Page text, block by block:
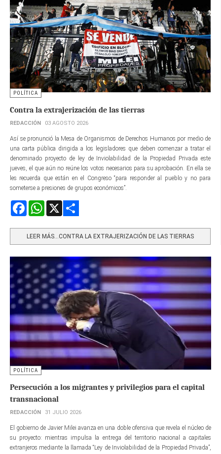
POLÍTICA
Contra la extrajerización de las tierras
REDACCIÓN 03 AGOSTO 2026
Así se pronunció la Mesa de Organismos de Derechos Humanos por medio de
una carta pública dirigida a los legisladores que deben comenzar a tratar el
denominado proyecto de ley de Inviolabilidad de la Propiedad Privada este
jueves, el que aún no reúne los votos necesarios para su aprobación. En ella se
les recuerda que están en el Congreso “para responder al pueblo y no para
someterse a presiones de grupos económicos”.
FacebookWhatsApp
LEER MÁS…CONTRA LA EXTRAJERIZACIÓN DE LAS TIERRAS
POLÍTICA
Persecución a los migrantes y privilegios para el capital
transnacional
REDACCIÓN 31 JULIO 2026
El gobierno de Javier Milei avanza en una doble ofensiva que revela el núcleo de
su proyecto: mientras impulsa la entrega del territorio nacional a capitales
extranjeros mediante la llamada “Ley de Inviolabilidad de la Propiedad Privada”,